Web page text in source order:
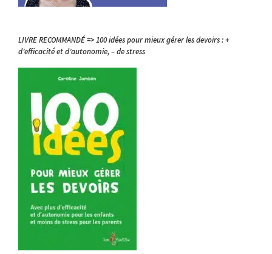
LIVRE RECOMMANDÉ => 100 idées pour mieux gérer les devoirs : +
d’efficacité et d’autonomie, – de stress